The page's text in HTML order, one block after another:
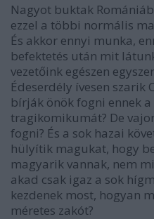
Nagyot buktak
ezzel a többi normális
És akkor ennyi munka,
befektetés után mit
vezetőink egészen
Édeserdély ívesen szarik
bírják önök fogni ennek a
tragikomikumát? De
fogni? És a sok hazai
hülyítik magukat, hogy
magyarik vannak, nem
akad csak igaz a sok
kezdenek most, hogyan
méretes zakót?